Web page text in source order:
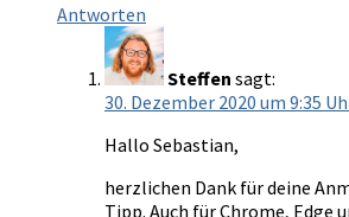
Antworten
Steffen sagt:
30. Dezember 2020 um 9:35
Hallo Sebastian,
herzlichen Dank für deine
Tipp. Auch für Chrome, Edge